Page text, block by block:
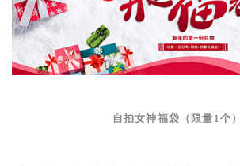
自拍女神福袋（限量 1个）